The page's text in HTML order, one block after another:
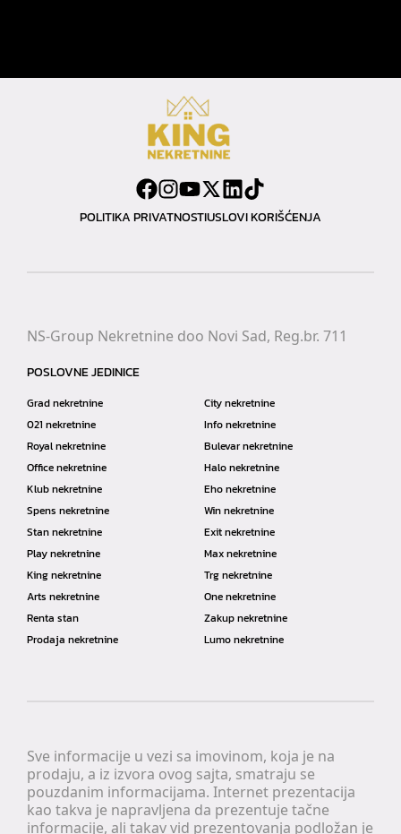
POLITIKA PRIVATNOSTIUSLOVI KORIŠĆENJA
Sve informacije u vezi sa imovinom, koja je na
prodaju, a iz izvora ovog sajta, smatraju se
pouzdanim informacijama. Internet prezentacija
kao takva je napravljena da prezentuje tačne
informacije, ali takav vid prezentovanja podložan je
NS-Group Nekretnine doo Novi Sad, Reg.br. 711
POSLOVNE JEDINICE
Grad nekretnine
City nekretnine
021 nekretnine
Info nekretnine
Royal nekretnine
Bulevar nekretnine
Office nekretnine
Halo nekretnine
Klub nekretnine
Eho nekretnine
Spens nekretnine
Win nekretnine
Stan nekretnine
Exit nekretnine
Play nekretnine
Max nekretnine
King nekretnine
Trg nekretnine
Arts nekretnine
One nekretnine
Renta stan
Zakup nekretnine
Prodaja nekretnine
Lumo nekretnine